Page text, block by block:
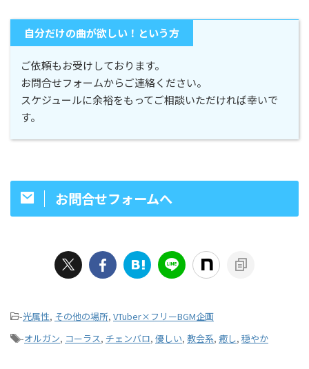
自分だけの曲が欲しい！という方
ご依頼もお受けしております。
お問合せフォームからご連絡ください。
スケジュールに余裕をもってご相談いただければ幸いで
す。
お問合せフォームへ
-光属性, その他の場所, VTuber×フリーBGM企画
-オルガン, コーラス, チェンバロ, 優しい, 教会系, 癒し, 穏やか